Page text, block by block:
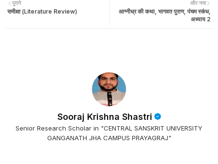
और नया
आग्नीध्र की कथा, भागवत पुराण, पंचम स्कंध,
अध्याय 2
पुराने
समीक्षा (Literature Review)
Sooraj Krishna Shastri
Senior Research Scholar in "CENTRAL SANSKRIT UNIVERSITY
GANGANATH JHA CAMPUS PRAYAGRAJ"